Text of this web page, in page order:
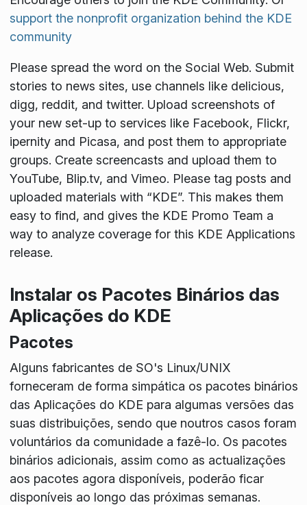
support the nonprofit organization behind the KDE
community
Please spread the word on the Social Web. Submit
stories to news sites, use channels like delicious,
digg, reddit, and twitter. Upload screenshots of
your new set-up to services like Facebook, Flickr,
ipernity and Picasa, and post them to appropriate
groups. Create screencasts and upload them to
YouTube, Blip.tv, and Vimeo. Please tag posts and
uploaded materials with “KDE”. This makes them
easy to find, and gives the KDE Promo Team a
way to analyze coverage for this KDE Applications
release.
Instalar os Pacotes Binários das
Aplicações do KDE
Pacotes
Alguns fabricantes de SO's Linux/UNIX
forneceram de forma simpática os pacotes binários
das Aplicações do KDE para algumas versões das
suas distribuições, sendo que noutros casos foram
voluntários da comunidade a fazê-lo. Os pacotes
binários adicionais, assim como as actualizações
aos pacotes agora disponíveis, poderão ficar
disponíveis ao longo das próximas semanas.